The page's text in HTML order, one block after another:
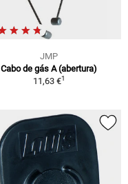
JMP
Cabo de gás A (abertura)
11,63 €1